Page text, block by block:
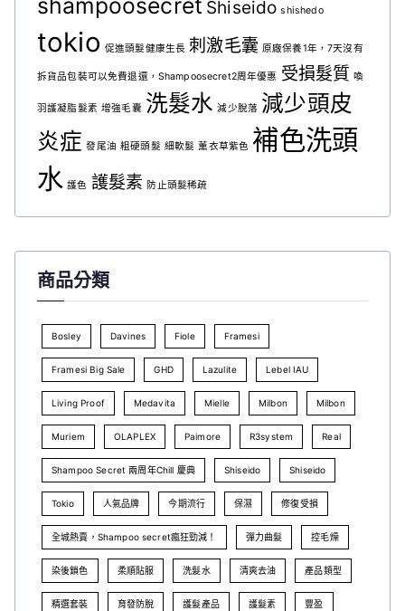
Shiseido shishedo
tokio 促進頭髮健康生長 刺激毛囊 原廠保養1年，7天沒有
拆貨品包裝可以免費退還，Shampoosecret2周年優惠 受損髮質 喚
羽護凝脂髮素 增強毛囊 洗髮水 減少脫落 減少頭皮
炎症 發尾油 粗硬頭髮 細軟髮 薰衣草紫色 補色洗頭
水 護色 護髮素 防止頭髮稀疏
商品分類
Bosley Davines Fiole Framesi
Framesi Big Sale GHD Lazulite Lebel IAU
Living Proof Medavita Mielle Milbon Milbon
Muriem OLAPLEX Paimore R3system Real
Shampoo Secret 兩周年Chill 慶典 Shiseido Shiseido
Tokio 人氣品牌 今期流行 保濕 修復受損
全城熱賣，Shampoo secret瘋狂勁減！ 彈力曲髮 控毛燥
染後鎖色 柔順貼服 洗髮水 清爽去油 產品類型
精選套裝 育發防脫 護髮產品 護髮素 豐盈